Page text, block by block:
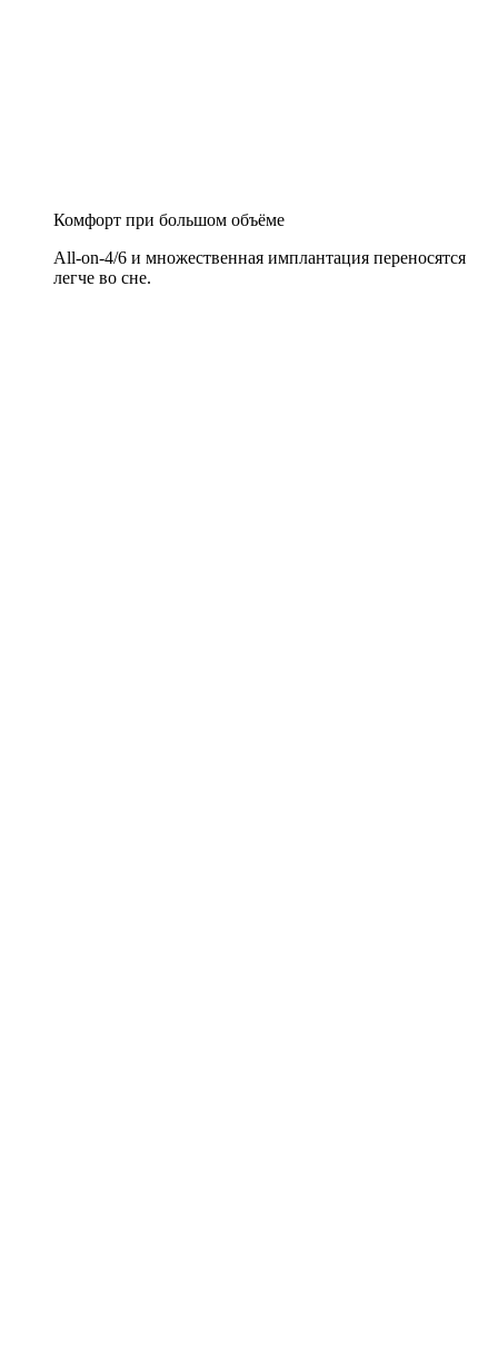
Комфорт при большом объёме
All-on-4/6 и множественная имплантация переносятся
легче во сне.